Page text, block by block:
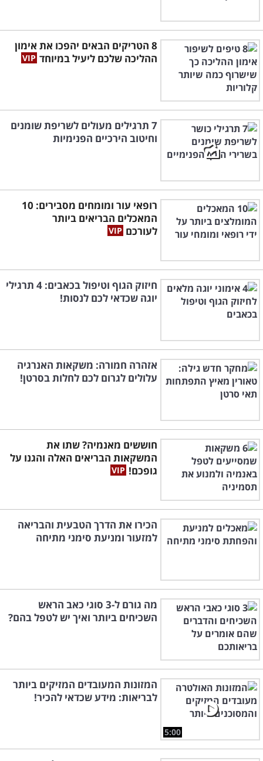
8 הטריקים הבאים יהפכו את אימון
ההליכה שלכם ליעיל במיוחד
7 תרגילים מעולים לשריפת שומנים
וחיטוב הירכיים הפנימיות
רופאי עור ומומחים מסבירים: 10
המאכלים הבריאים ביותר
לעורכם
חיזוק הגוף וטיפול בכאבים: 4 תרגילי
יוגה שכדאי לכם לנסות!
אזהרה חמורה: משקאות האנרגיה
עלולים לגרום לכם לחלות בסרטן!
חוששים מאנמיה? שתו את
המשקאות הבריאים האלה והגנו על
גופכם!
הכירו את הדרך הטבעית והבריאה
למזעור ומניעת סימני מתיחה
מה גורם ל-3 סוגי כאב הראש
השכיחים ביותר ואיך יש לטפל בהם?
5:00
המזונות המעובדים המזיקים ביותר
לבריאות: מידע שכדאי להכיר!